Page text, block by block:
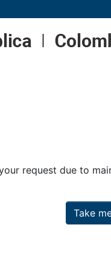
request due to
Take